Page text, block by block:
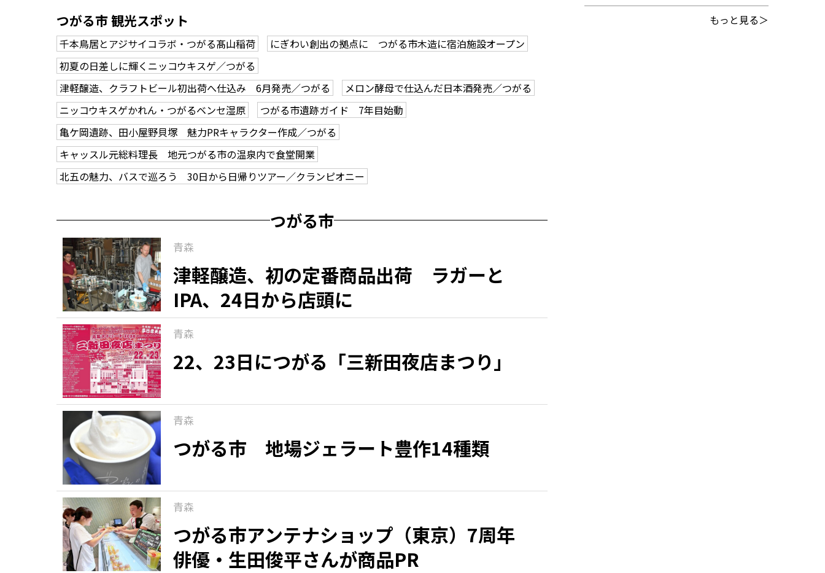
つがる市 観光スポット
千本鳥居とアジサイコラボ・つがる髙山稲荷
にぎわい創出の拠点に つがる市木造に宿泊施設オープン
初夏の日差しに輝くニッコウキスゲ／つがる
津軽醸造、クラフトビール初出荷へ仕込み 6月発売／つがる
メロン酵母で仕込んだ日本酒発売／つがる
ニッコウキスゲかれん・つがるベンセ湿原
つがる市遺跡ガイド 7年目始動
亀ケ岡遺跡、田小屋野貝塚 魅力PRキャラクター作成／つがる
キャッスル元総料理長 地元つがる市の温泉内で食堂開業
北五の魅力、バスで巡ろう 30日から日帰りツアー／クランピオニー
つがる市
青森
津軽醸造、初の定番商品出荷 ラガーと
IPA、24日から店頭に
青森
22、23日につがる「三新田夜店まつり」
青森
つがる市 地場ジェラート豊作14種類
青森
つがる市アンテナショップ（東京）7周年
俳優・生田俊平さんが商品PR
もっと見る＞